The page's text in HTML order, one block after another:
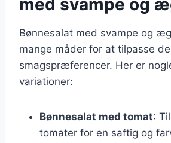
Bønnesalat med svampe og
mange måder for at tilpasse
smagspræferencer. Her er
variationer:
Bønnesalat med tomat:
tomater for en saftig og